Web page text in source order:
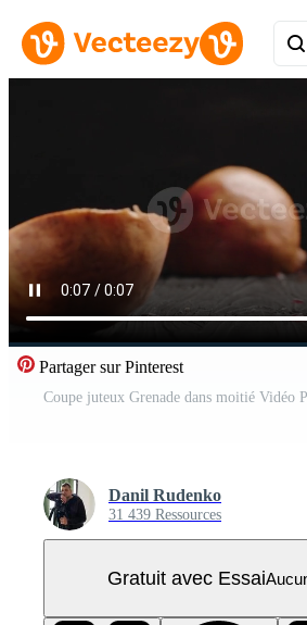
Partager sur Pinterest
Coupe juteux Grenade dans moitié Vidéo
Danil Rudenko
31 439 Ressources
Gratuit avec Essai